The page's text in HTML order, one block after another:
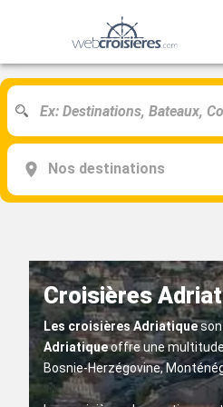
Nos destinations
Croisières
Les croisières Adriatique
Adriatiqueoffre une multitude
Bosnie-Herzégovine,